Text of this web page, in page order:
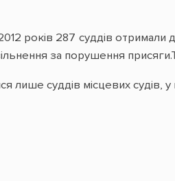
років 287 суддів отримали
за порушення
лише суддів місцевих судів, у